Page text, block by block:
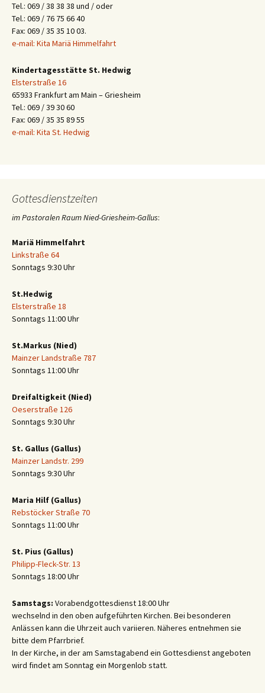
Tel.: 069 / 38 38 38 und / oder
Tel.: 069 / 76 75 66 40
Fax: 069 / 35 35 10 03.
e-mail: Kita Mariä Himmelfahrt
Kindertagesstätte St. Hedwig
Elsterstraße 16
65933 Frankfurt am Main – Griesheim
Tel.: 069 / 39 30 60
Fax: 069 / 35 35 89 55
e-mail: Kita St. Hedwig
Gottesdienstzeiten
im Pastoralen Raum Nied-Griesheim-Gallus:
Mariä Himmelfahrt
Linkstraße 64
Sonntags 9:30 Uhr
St.Hedwig
Elsterstraße 18
Sonntags 11:00 Uhr
St.Markus (Nied)
Mainzer Landstraße 787
Sonntags 11:00 Uhr
Dreifaltigkeit (Nied)
Oeserstraße 126
Sonntags 9:30 Uhr
St. Gallus (Gallus)
Mainzer Landstr. 299
Sonntags 9:30 Uhr
Maria Hilf (Gallus)
Rebstöcker Straße 70
Sonntags 11:00 Uhr
St. Pius (Gallus)
Philipp-Fleck-Str. 13
Sonntags 18:00 Uhr
Samstags: Vorabendgottesdienst 18:00 Uhr
wechselnd in den oben aufgeführten Kirchen. Bei besonderen
Anlässen kann die Uhrzeit auch variieren. Näheres entnehmen sie
bitte dem Pfarrbrief.
In der Kirche, in der am Samstagabend ein Gottesdienst angeboten
wird findet am Sonntag ein Morgenlob statt.